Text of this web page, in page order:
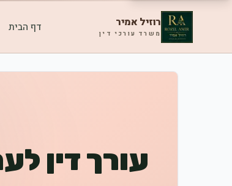
רוזיל אמיר
משרד עורכי דין דף הבית
עורך דין